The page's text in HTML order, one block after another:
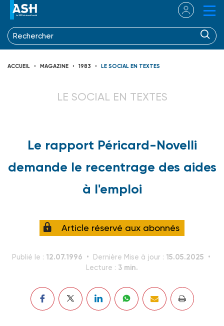
ACCUEIL MAGAZINE 1983 LE SOCIAL EN TEXTES
LE SOCIAL EN TEXTES
Le rapport Péricard-Novelli
demande le recentrage des aides
à l'emploi
Article réservé aux abonnés
Publié le : 12.07.1996 Dernière Mise à jour : 15.05.2025
Lecture : 3 min.